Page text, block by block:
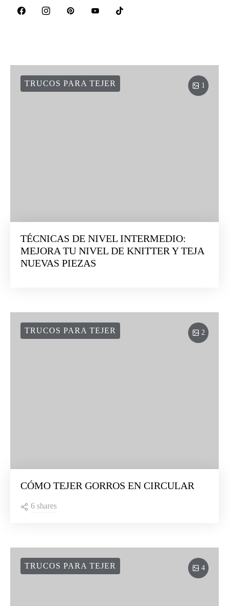
1
TRUCOS PARA TEJER
TÉCNICAS DE NIVEL INTERMEDIO:
MEJORA TU NIVEL DE KNITTER Y TEJA
NUEVAS PIEZAS
2
TRUCOS PARA TEJER
CÓMO TEJER GORROS EN CIRCULAR
6 shares
4
TRUCOS PARA TEJER